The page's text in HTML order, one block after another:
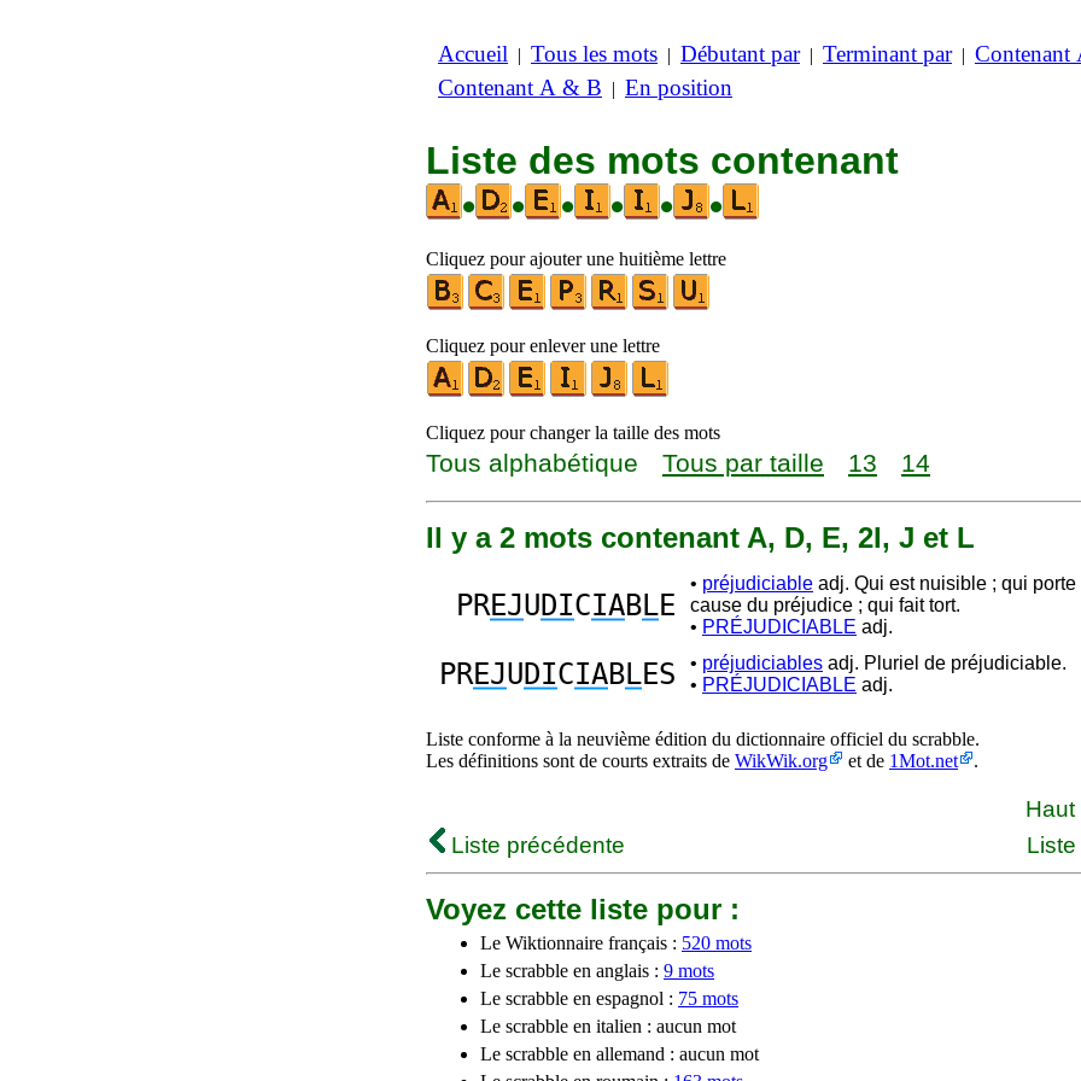
Accueil | Tous les mots | Débutant par| Terminant par| Contenant
Contenant A & B | En position
Liste des mots contenant
•
• • • • •
Cliquez pour ajouter une huitième lettre
Cliquez pour enlever une lettre
Cliquez pour changer la taille des mots
Tous alphabétique Tous par taille 13 14
Il y a 2 mots contenant A, D, E, 2I, J et L
PREJUDICIABLE
• préjudiciable adj. Qui est nuisible ; qui porte
cause du préjudice ; qui fait tort.
• PRÉJUDICIABLE adj.
PREJUDICIABLES • préjudiciables adj. Pluriel de préjudiciable.
• PRÉJUDICIABLE adj.
Liste conforme à la neuvième édition du dictionnaire officiel du scrabble.
Les définitions sont de courts extraits de WikWik.org et de 1Mot.net .
Liste précédente
Voyez cette liste pour :
Le Wiktionnaire français : 520 mots
Le scrabble en anglais : 9 mots
Le scrabble en espagnol : 75 mots
Le scrabble en italien : aucun mot
Le scrabble en allemand : aucun mot